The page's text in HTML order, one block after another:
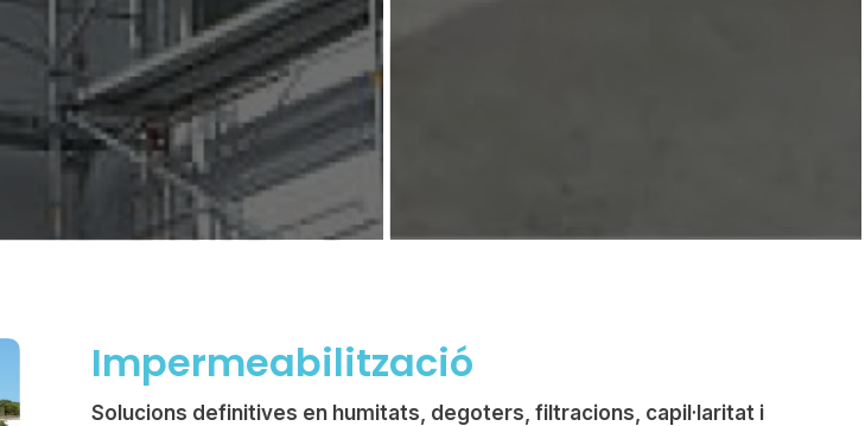
Impermeabilització
Solucions definitives en humitats, degoters, filtracions, capil·laritat i